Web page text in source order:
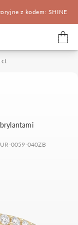
z kodem: SHINE
ct
0059-040ZB